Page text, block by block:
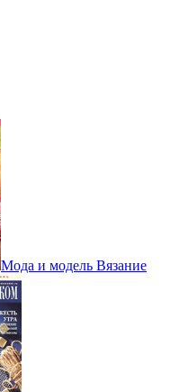
Мода и модель Вязание